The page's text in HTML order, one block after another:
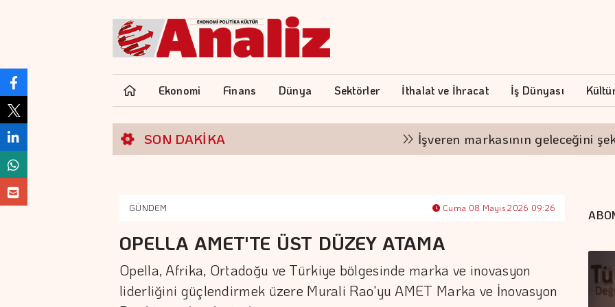
Ekonomi Finans Dünya Sektörler İthalat ve İhracat İş Dünyası
SON DAKİKA İşveren markasının geleceğini
GÜNDEM Cuma 08 Mayıs 2026 09:26
OPELLA AMET'TE ÜST DÜZEY ATAMA
Opella, Afrika, Ortadoğu ve Türkiye bölgesinde marka ve inovasyon
liderliğini güçlendirmek üzere Murali Rao'yu AMET Marka ve İnovasyon